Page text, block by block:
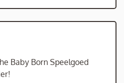
Baby Born Speelgoed